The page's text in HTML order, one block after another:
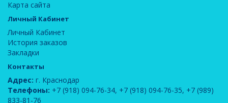
Карта сайта
Личный Кабинет
Личный Кабинет
История заказов
Закладки
Контакты
Адрес: г. Краснодар
Телефоны: +7 (918) 094-76-34, +7 (918) 094-76-35, +7 (989)
833-81-76